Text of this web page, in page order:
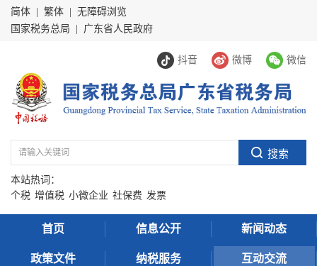
简体 繁体
无障碍浏览
国家税务总局
广东省人民政府
抖音 微博 微信
本站热词：
个税 增值税 小微企业 社保费 发票
首页 信息公开 新闻动态
政策文件 纳税服务 互动交流